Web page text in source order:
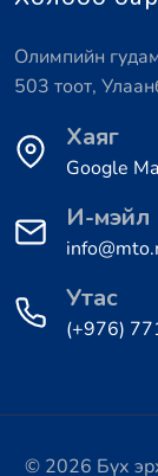
Олимпийн
503 тоот,
Хаяг
Google
И-мэйл
Утас
(+976)
© 2026 Бүх